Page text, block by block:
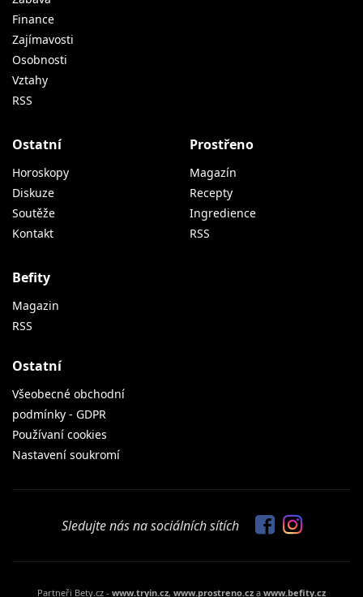
Finance
Zajímavosti
Osobnosti
Vztahy
RSS
Ostatní
Horoskopy
Diskuze
Soutěže
Kontakt
Prostřeno
Magazín
Recepty
Ingredience
RSS
Befity
Magazin
RSS
Ostatní
Všeobecné obchodní
podmínky - GDPR
Používaní cookies
Nastavení soukromí
Sledujte nás na sociálních sítích
Partneři Bety.cz - www.tryin.cz, www.prostreno.cz a www.befity.cz